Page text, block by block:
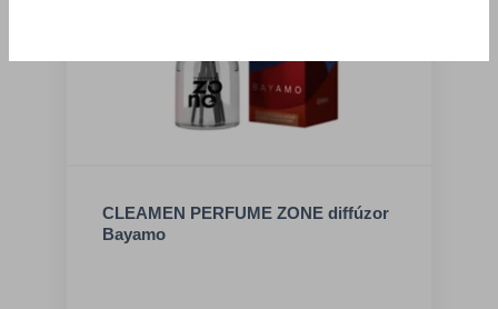
CLEAMEN PERFUME ZONE diffúzor
Bayamo